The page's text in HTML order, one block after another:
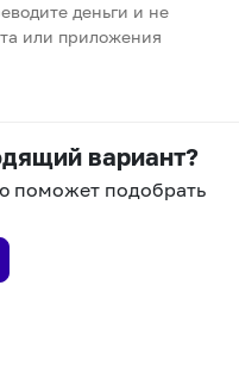
деньги и не
или приложения
вариант?
поможет подобрать